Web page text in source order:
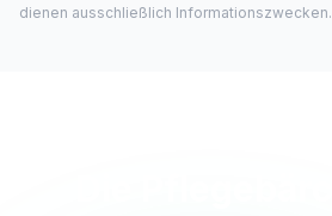
dienen ausschließlich Informationszwecken.